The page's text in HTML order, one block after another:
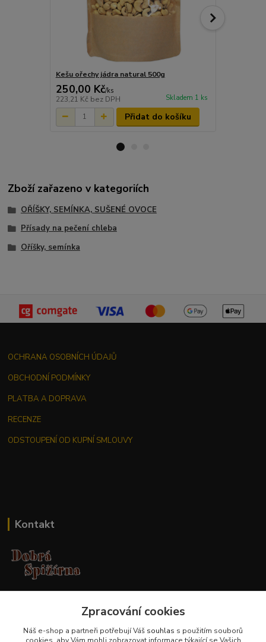
Kešu ořechy jádra natural 500g
250,00 Kč/ks
223,21 Kč bez DPH Skladem 1 ks
Přidat do košíku
Zboží zařazeno v kategoriích
OŘÍŠKY, SEMÍNKA, SUŠENÉ OVOCE
Přísady na pečení chleba
Oříšky, semínka
OCHRANA OSOBNÍCH ÚDAJŮ
OBCHODNÍ PODMÍNKY
PLATBA A DOPRAVA
RECENZE
ODSTOUPENÍ OD KUPNÍ SMLOUVY
Kontakt
+420 737 551 994Zpracování cookies
Náš e-shop a partneři potřebují Váš souhlas s použitím souborů